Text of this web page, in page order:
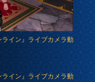
イン』ライブカメラ動
イン』ライブカメラ動